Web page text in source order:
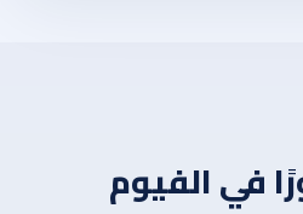
في الفيوم